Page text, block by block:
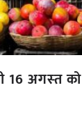
16 अगस्‍त को